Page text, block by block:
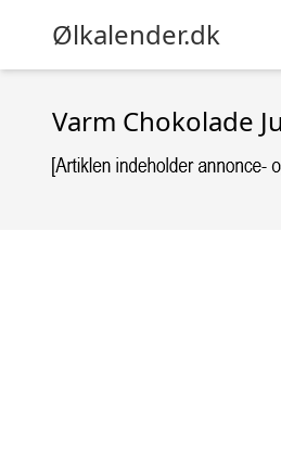
Ølkalender.dk
Varm Chokolade